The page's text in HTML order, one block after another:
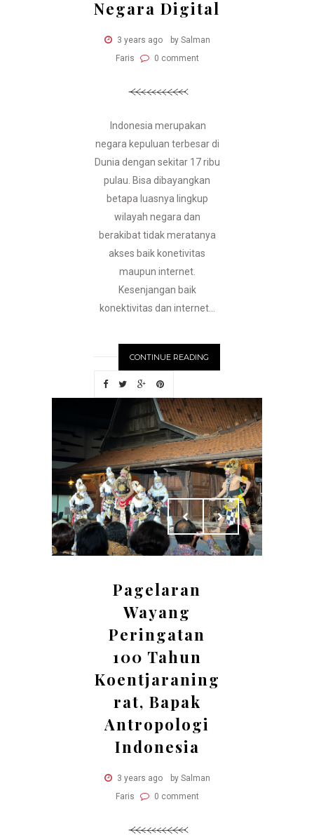
Negara Digital
3 years ago
by Salman
Faris
0 comment
Indonesia merupakan
negara kepuluan terbesar di
Dunia dengan sekitar 17 ribu
pulau. Bisa dibayangkan
betapa luasnya lingkup
wilayah negara dan
berakibat tidak meratanya
akses baik konetivitas
maupun internet.
Kesenjangan baik
konektivitas dan internet...
CONTINUE READING
Pagelaran
Wayang
Peringatan
100 Tahun
Koentjaraning
rat, Bapak
Antropologi
Indonesia
3 years ago
by Salman
Faris
0 comment